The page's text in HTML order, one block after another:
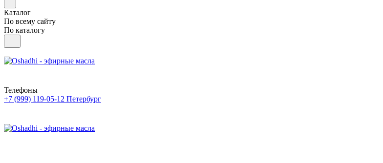
Каталог
По всему сайту
По каталогу
Телефоны
+7 (999) 119-05-12 Петербург